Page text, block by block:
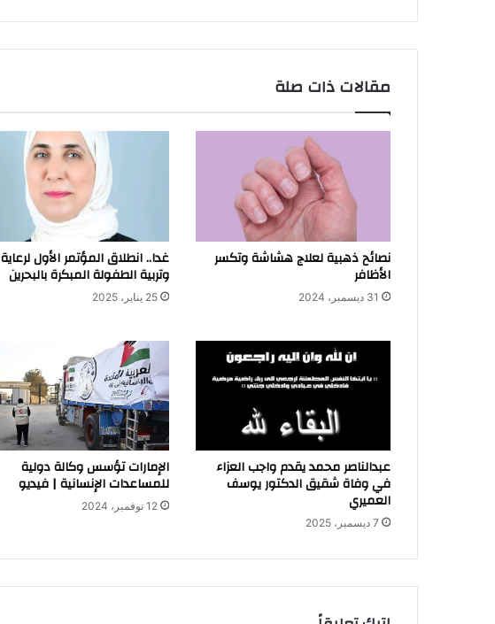
مقالات ذات صلة
نصائح ذهبية لعلاج هشاشة وتكسر
الأظافر
31 ديسمبر، 2024
غدا.. انطلاق المؤتمر الأول لرعاية
وتربية الطفولة المبكرة بالبحرين
25 يناير، 2025
عبدالناصر محمد يقدم واجب العزاء
في وفاة شقيق الدكتور يوسف
العميري
7 ديسمبر، 2025
الإمارات تؤسس وكالة دولية
للمساعدات الإنسانية | فيديو
12 نوفمبر، 2024